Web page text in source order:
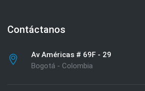
Contáctanos
Av Américas # 69F - 29
Bogotá - Colombia